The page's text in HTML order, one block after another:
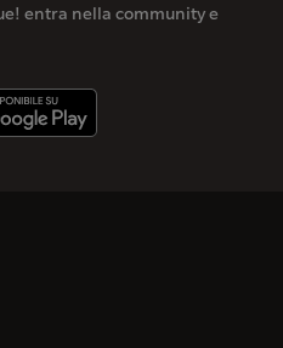
entra nella community e